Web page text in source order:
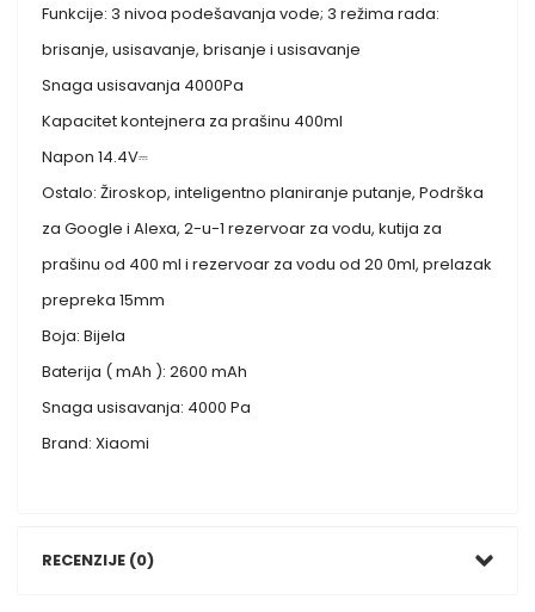
Funkcije: 3 nivoa podešavanja vode; 3 režima rada:
brisanje, usisavanje, brisanje i usisavanje
Snaga usisavanja 4000Pa
Kapacitet kontejnera za prašinu 400ml
Napon 14.4V⎓
Ostalo: Žiroskop, inteligentno planiranje putanje, Podrška
za Google i Alexa, 2-u-1 rezervoar za vodu, kutija za
prašinu od 400 ml i rezervoar za vodu od 20 0ml, prelazak
prepreka 15mm
Boja: Bijela
Baterija ( mAh ): 2600 mAh
Snaga usisavanja: 4000 Pa
Brand: Xiaomi
RECENZIJE (0)